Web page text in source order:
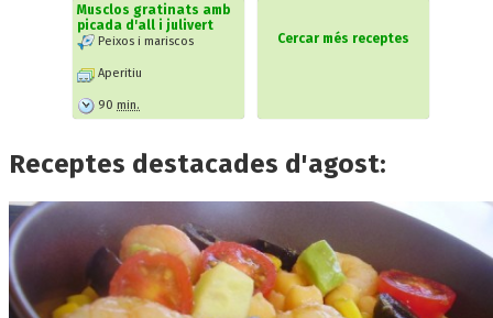
Musclos gratinats amb
picada d'all i julivert
Peixos i mariscos
Aperitiu
90 min.
Cercar més receptes
Receptes destacades d'agost: